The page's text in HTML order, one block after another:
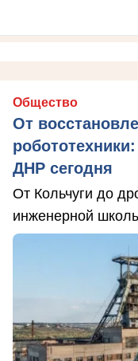
Общество
От
ДНР сегодня
От Кольчуги до
инженерной